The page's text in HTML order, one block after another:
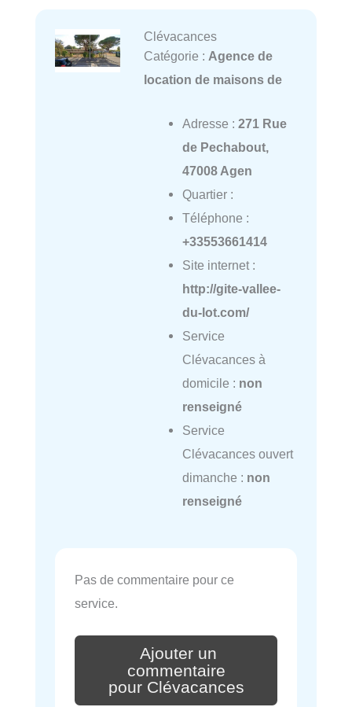
Clévacances
Catégorie : Agence de
location de maisons de
Adresse : 271 Rue
de Pechabout,
47008 Agen
Quartier :
Téléphone :
+33553661414
Site internet :
http://gite-vallee-
du-lot.com/
Service
Clévacances à
domicile : non
renseigné
Service
Clévacances ouvert
dimanche : non
renseigné
Pas de commentaire pour ce
service.
Ajouter un
commentaire
pour Clévacances